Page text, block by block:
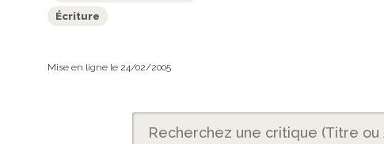
Écriture
Mise en ligne le 24/02/2005